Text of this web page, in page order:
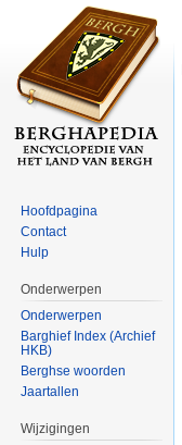
Hoofdpagina
Contact
Hulp
Onderwerpen
Onderwerpen
Barghief Index (Archief
HKB)
Berghse woorden
Jaartallen
Wijzigingen